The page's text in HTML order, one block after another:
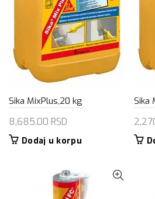
Sika MixPlus,20 kg
8,685.00 RSD
Dodaj u korpu
Sika